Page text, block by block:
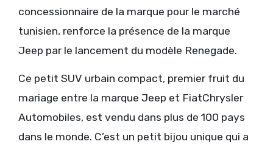
concessionnaire de la marque pour le marché
tunisien, renforce la présence de la marque
Jeep par le lancement du modèle Renegade.
Ce petit SUV urbain compact, premier fruit du
mariage entre la marque Jeep et FiatChrysler
Automobiles, est vendu dans plus de 100 pays
dans le monde. C’est un petit bijou unique qui a